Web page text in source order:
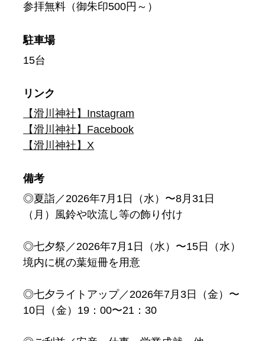
参拝無料（御朱印500円～）
駐車場
15台
リンク
【滑川神社】Instagram
【滑川神社】Facebook
【滑川神社】X
備考
◎夏詣／2026年7月1日（水）〜8月31日
（月）風鈴や吹流し等の飾り付け
◎七夕祭／2026年7月1日（水）〜15日（水）
境内に梶の葉短冊を用意
◎七夕ライトアップ／2026年7月3日（金）〜
10日（金）19：00〜21：30